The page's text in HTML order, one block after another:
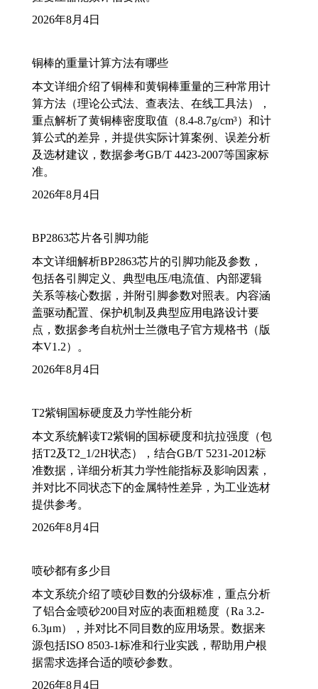
2026年8月4日
铜棒的重量计算方法有哪些
本文详细介绍了铜棒和黄铜棒重量的三种常用计
算方法（理论公式法、查表法、在线工具法），
重点解析了黄铜棒密度取值（8.4-8.7g/cm³）和计
算公式的差异，并提供实际计算案例、误差分析
及选材建议，数据参考GB/T 4423-2007等国家标
准。
2026年8月4日
BP2863芯片各引脚功能
本文详细解析BP2863芯片的引脚功能及参数，
包括各引脚定义、典型电压/电流值、内部逻辑
关系等核心数据，并附引脚参数对照表。内容涵
盖驱动配置、保护机制及典型应用电路设计要
点，数据参考自杭州士兰微电子官方规格书（版
本V1.2）。
2026年8月4日
T2紫铜国标硬度及力学性能分析
本文系统解读T2紫铜的国标硬度和抗拉强度（包
括T2及T2_1/2H状态），结合GB/T 5231-2012标
准数据，详细分析其力学性能指标及影响因素，
并对比不同状态下的金属特性差异，为工业选材
提供参考。
2026年8月4日
喷砂都有多少目
本文系统介绍了喷砂目数的分级标准，重点分析
了铝合金喷砂200目对应的表面粗糙度（Ra 3.2-
6.3μm），并对比不同目数的应用场景。数据来
源包括ISO 8503-1标准和行业实践，帮助用户根
据需求选择合适的喷砂参数。
2026年8月4日